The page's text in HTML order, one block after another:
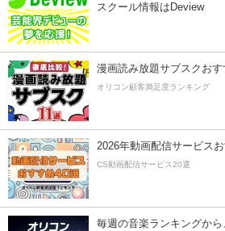
スクール情報はDeview
漫画読み放題サブスクおす
オリコン顧客満足度ランキング
2026年動画配信サービス
CS動画配信サービス20選
毎週の音楽ランキングか